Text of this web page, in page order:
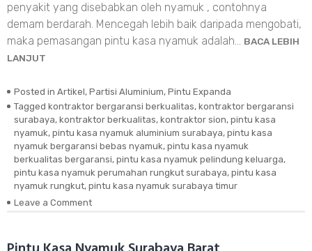
penyakit yang disebabkan oleh nyamuk , contohnya
demam berdarah. Mencegah lebih baik daripada mengobati,
maka pemasangan pintu kasa nyamuk adalah… BACA LEBIH
LANJUT
Posted in Artikel, Partisi Aluminium, Pintu Expanda
Tagged kontraktor bergaransi berkualitas, kontraktor bergaransi
surabaya, kontraktor berkualitas, kontraktor sion, pintu kasa
nyamuk, pintu kasa nyamuk aluminium surabaya, pintu kasa
nyamuk bergaransi bebas nyamuk, pintu kasa nyamuk
berkualitas bergaransi, pintu kasa nyamuk pelindung keluarga,
pintu kasa nyamuk perumahan rungkut surabaya, pintu kasa
nyamuk rungkut, pintu kasa nyamuk surabaya timur
Leave a Comment
Nyamuk